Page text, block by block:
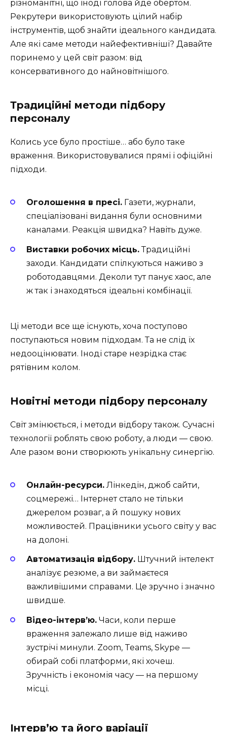
різноманітні, що іноді голова йде обертом.
Рекрутери використовують цілий набір
інструментів, щоб знайти ідеального кандидата.
Але які саме методи найефективніші? Давайте
поринемо у цей світ разом: від
консервативного до найновітнішого.
Традиційні методи підбору
персоналу
Колись усе було простіше… або було таке
враження. Використовувалися прямі і офіційні
підходи.
Оголошення в пресі. Газети, журнали,
спеціалізовані видання були основними
каналами. Реакція швидка? Навіть дуже.
Виставки робочих місць.Традиційні
заходи. Кандидати спілкуються наживо з
роботодавцями. Деколи тут панує хаос, але
ж так і знаходяться ідеальні комбінації.
Ці методи все ще існують, хоча поступово
поступаються новим підходам. Та не слід їх
недооцінювати. Іноді старе незрідка стає
рятівним колом.
Новітні методи підбору персоналу
Світ змінюється, і методи відбору також. Сучасні
технології роблять свою роботу, а люди — свою.
Але разом вони створюють унікальну синергію.
Онлайн-ресурси. Лінкедін, джоб сайти,
соцмережі… Інтернет стало не тільки
джерелом розваг, а й пошуку нових
можливостей. Працівники усього світу у вас
на долоні.
Автоматизація відбору. Штучний інтелект
аналізує резюме, а ви займаєтеся
важливішими справами. Це зручно і значно
швидше.
Відео-інтерв’ю. Часи, коли перше
враження залежало лише від наживо
зустрічі минули. Zoom, Teams, Skype —
обирай собі платформи, які хочеш.
Зручність і економія часу — на першому
місці.
Інтерв’ю та його варіації